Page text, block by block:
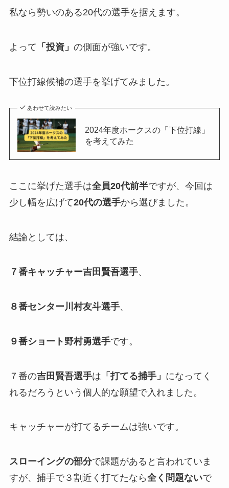
私なら勢いのある20代の選手を据えます。
よって 「投資」 の側面が強いです。
下位打線候補の選手を挙げてみました。
あわせて読みたい
2024年度ホークスの「下位打線」
を考えてみた
ここに挙げた選手は全員20代前半ですが、今回は
少し幅を広げて20代の選手から選びました。
結論としては、
７番キャッチャー吉田賢吾選手、
８番センター川村友斗選手、
９番ショート野村勇選手です。
７番の吉田賢吾選手は 「打てる捕手」 になってく
れるだろうという個人的な願望で入れました。
キャッチャーが打てるチームは強いです。
スローイングの部分で課題があると言われていま
すが、捕手で３割近く打てたなら全く問題ないで